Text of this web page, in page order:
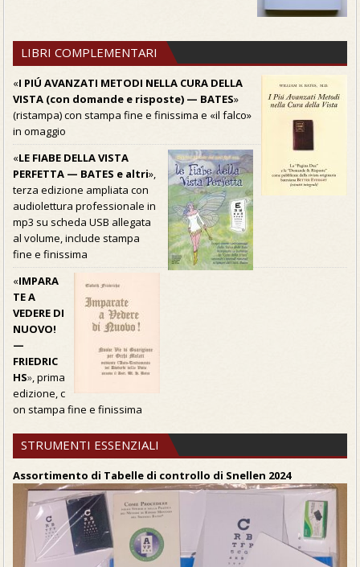
LIBRI COMPLEMENTARI
«I PIÚ AVANZATI METODI NELLA CURA DELLA
VISTA (con domande e risposte) — BATES»
(ristampa) con stampa fine e finissima e «il falco»
in omaggio
«LE FIABE DELLA VISTA
PERFETTA — BATES e altri»,
terza edizione ampliata con
audiolettura professionale in
mp3 su scheda USB allegata
al volume, include stampa
fine e finissima
«IMPARA
TE A
VEDERE DI
NUOVO!
—
FRIEDRIC
HS», prima
edizione, c
on stampa fine e finissima
STRUMENTI ESSENZIALI
Assortimento di Tabelle di controllo di Snellen 2024